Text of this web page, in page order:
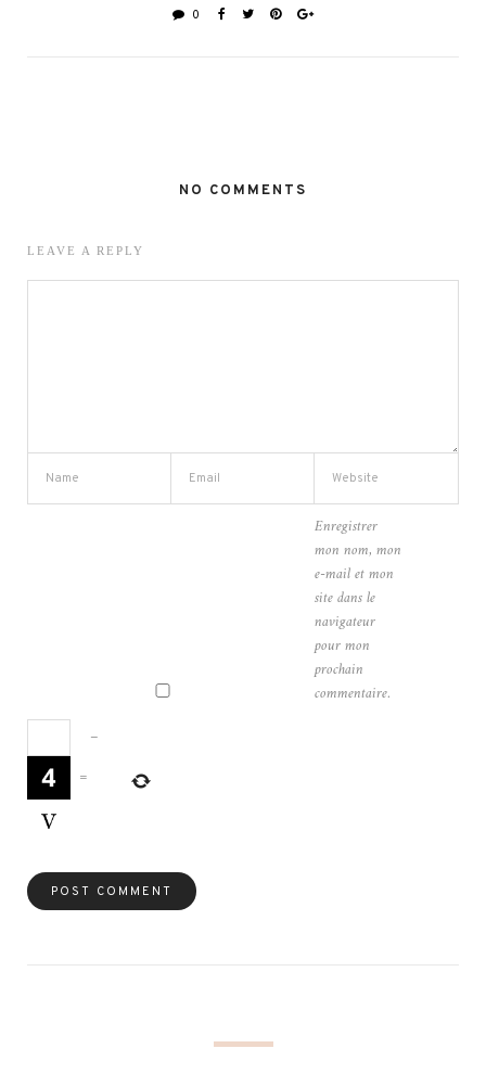
0
NO COMMENTS
LEAVE A REPLY
Enregistrer
mon nom, mon
e-mail et mon
site dans le
navigateur
pour mon
prochain
commentaire.
−
=